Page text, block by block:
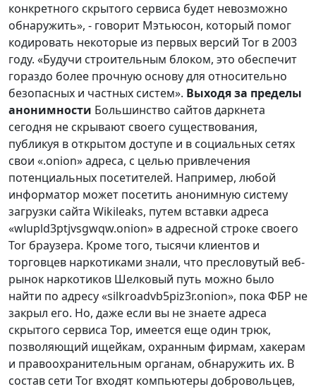
конкретного скрытого сервиса будет невозможно
обнаружить», - говорит Мэтьюсон, который помог
кодировать некоторые из первых версий Tor в 2003
году. «Будучи строительным блоком, это обеспечит
гораздо более прочную основу для относительно
безопасных и частных систем». Выходя за пределы
анонимности Большинство сайтов даркнета
сегодня не скрывают своего существования,
публикуя в открытом доступе и в социальных сетях
свои «.onion» адреса, с целью привлечения
потенциальных посетителей. Например, любой
информатор может посетить анонимную систему
загрузки сайта Wikileaks, путем вставки адреса
«wlupld3ptjvsgwqw.onion» в адресной строке своего
Tor браузера. Кроме того, тысячи клиентов и
торговцев наркотиками знали, что пресловутый веб-
рынок наркотиков Шелковый путь можно было
найти по адресу «silkroadvb5piz3r.onion», пока ФБР не
закрыл его. Но, даже если вы не знаете адреса
скрытого сервиса Тор, имеется еще один трюк,
позволяющий ищейкам, охранным фирмам, хакерам
и правоохранительным органам, обнаружить их. В
состав сети Tor входят компьютеры добровольцев,